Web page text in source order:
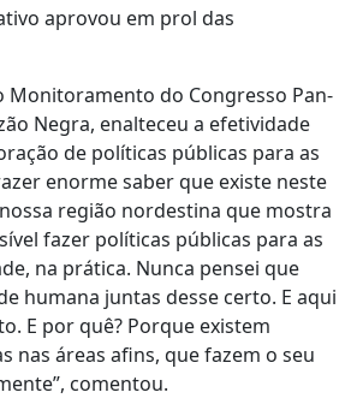
aprovou em prol das
Monitoramento do Congresso Pan-
Negra, enalteceu a efetividade
de políticas públicas para as
enorme saber que existe neste
região nordestina que mostra
fazer políticas públicas para as
na prática. Nunca pensei que
humana juntas desse certo. E aqui
E por quê? Porque existem
nas áreas afins, que fazem o seu
comentou.